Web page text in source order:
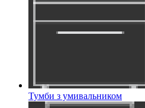
Тумби з умивальником